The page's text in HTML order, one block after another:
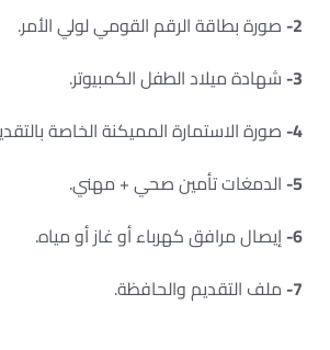
2- صورة بطاقة الرقم القومي لولي الأمر.
3- شهادة ميلاد الطفل الكمبيوتر.
4- صورة الاستمارة المميكنة الخاصة
5- الدمغات تأمين صحي + مهني.
6- إيصال مرافق كهرباء أو غاز أو مياه.
7- ملف التقديم والحافظة.